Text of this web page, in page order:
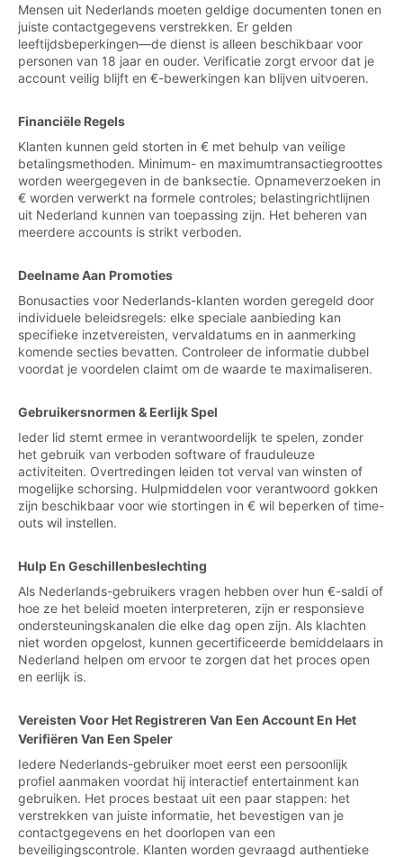
Mensen uit Nederlands moeten geldige documenten tonen en
juiste contactgegevens verstrekken. Er gelden
leeftijdsbeperkingen—de dienst is alleen beschikbaar voor
personen van 18 jaar en ouder. Verificatie zorgt ervoor dat je
account veilig blijft en €-bewerkingen kan blijven uitvoeren.
Financiële Regels
Klanten kunnen geld storten in € met behulp van veilige
betalingsmethoden. Minimum- en maximumtransactiegroottes
worden weergegeven in de banksectie. Opnameverzoeken in
€ worden verwerkt na formele controles; belastingrichtlijnen
uit Nederland kunnen van toepassing zijn. Het beheren van
meerdere accounts is strikt verboden.
Deelname Aan Promoties
Bonusacties voor Nederlands-klanten worden geregeld door
individuele beleidsregels: elke speciale aanbieding kan
specifieke inzetvereisten, vervaldatums en in aanmerking
komende secties bevatten. Controleer de informatie dubbel
voordat je voordelen claimt om de waarde te maximaliseren.
Gebruikersnormen & Eerlijk Spel
Ieder lid stemt ermee in verantwoordelijk te spelen, zonder
het gebruik van verboden software of frauduleuze
activiteiten. Overtredingen leiden tot verval van winsten of
mogelijke schorsing. Hulpmiddelen voor verantwoord gokken
zijn beschikbaar voor wie stortingen in € wil beperken of time-
outs wil instellen.
Hulp En Geschillenbeslechting
Als Nederlands-gebruikers vragen hebben over hun €-saldi of
hoe ze het beleid moeten interpreteren, zijn er responsieve
ondersteuningskanalen die elke dag open zijn. Als klachten
niet worden opgelost, kunnen gecertificeerde bemiddelaars in
Nederland helpen om ervoor te zorgen dat het proces open
en eerlijk is.
Vereisten Voor Het Registreren Van Een Account En Het
Verifiëren Van Een Speler
Iedere Nederlands-gebruiker moet eerst een persoonlijk
profiel aanmaken voordat hij interactief entertainment kan
gebruiken. Het proces bestaat uit een paar stappen: het
verstrekken van juiste informatie, het bevestigen van je
contactgegevens en het doorlopen van een
beveiligingscontrole. Klanten worden gevraagd authentieke